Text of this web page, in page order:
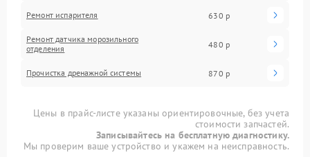
Ремонт испарителя 630 р
Ремонт датчика морозильного
отделения
480 р
Прочистка дренажной системы 870 р
Цены в прайс-листе указаны ориентировочные, без учета
стоимости запчастей.
Записывайтесь на бесплатную диагностику.
Мы проверим ваше устройство и укажем на неисправность.